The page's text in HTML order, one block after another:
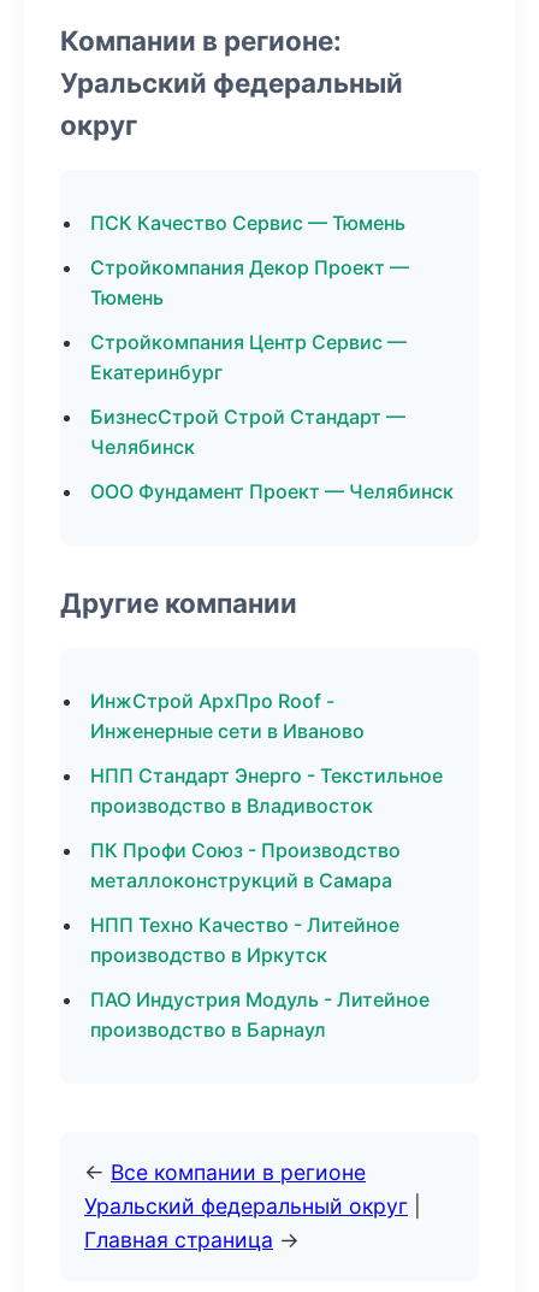
Компании в регионе:
Уральский федеральный
округ
ПСК Качество Сервис — Тюмень
Стройкомпания Декор Проект —
Тюмень
Стройкомпания Центр Сервис —
Екатеринбург
БизнесСтрой Строй Стандарт —
Челябинск
ООО Фундамент Проект — Челябинск
Другие компании
ИнжСтрой АрхПро Roof -
Инженерные сети в Иваново
НПП Стандарт Энерго - Текстильное
производство в Владивосток
ПК Профи Союз - Производство
металлоконструкций в Самара
НПП Техно Качество - Литейное
производство в Иркутск
ПАО Индустрия Модуль - Литейное
производство в Барнаул
← Все компании в регионе
Уральский федеральный округ
Главная страница →